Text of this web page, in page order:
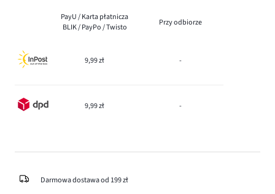
PayU / Karta płatnicza
BLIK / PayPo / Twisto
Przy odbiorze
9,99 zł -
9,99 zł -
Darmowa dostawa od 199 zł